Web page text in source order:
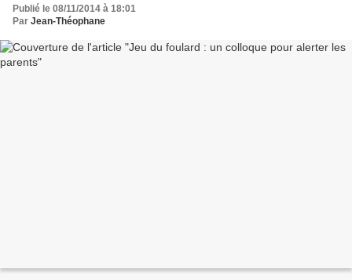
Publié le 08/11/2014 à 18:01
Par Jean-Théophane